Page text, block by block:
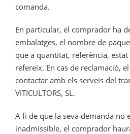
comanda.
En particular, el comprador ha
embalatges, el nombre de
que a quantitat, referència,
refereix. En cas de reclamació,
contactar amb els serveis del
VITICULTORS, SL.
A fi de que la seva demanda no
inadmissible, el comprador